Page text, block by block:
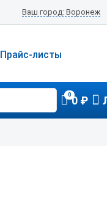
Ваш город: Воронеж
Прайс-листы
00 ₽